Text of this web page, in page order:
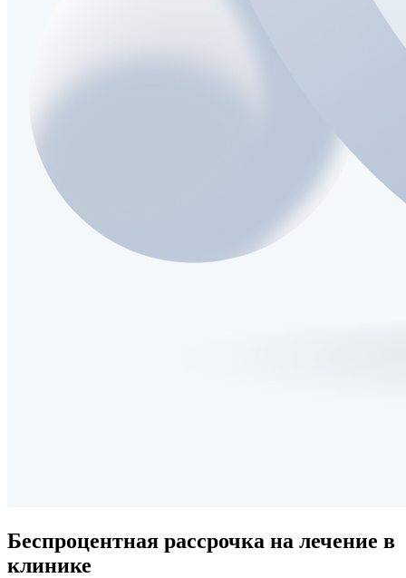
Беспроцентная рассрочка на лечение в
клинике